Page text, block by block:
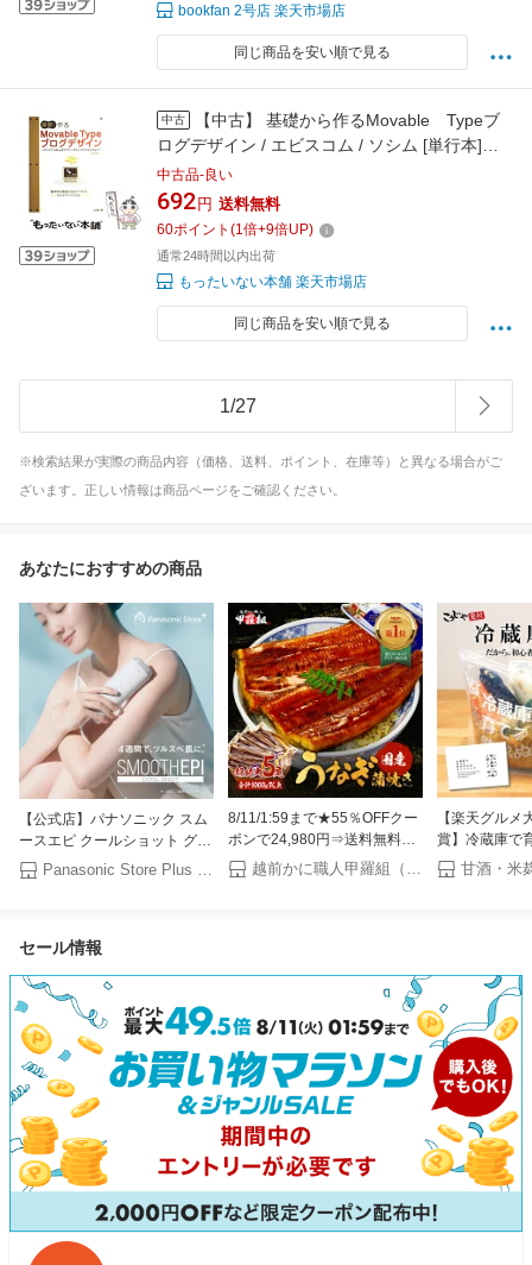
bookfan 2号店 楽天市場店
同じ商品を安い順で見る
中古
【中古】 基礎から作るMovable Typeブ
ログデザイン / エビスコム / ソシム [単行本]
【メール便送料無料】【最短翌日配達対応】
中古品-良い
692 円 送料無料
60ポイント (1倍+9倍UP)
通常24時間以内出荷
もったいない本舗 楽天市場店
同じ商品を安い順で見る
1/27
※検索結果が実際の商品内容（価格、送料、ポイント、在庫等）と異なる場合がご
ざいます。正しい情報は商品ページをご確認ください。
あなたにおすすめの商品
【公式店】パナソニック スム
ースエピ クールショット グレ
ー ES-WH8C-H 無料ギフトラ
ッピング Panasonic Store
パナソニックが手掛ける脱毛
Panasonic Store Plus 楽天市場店
8/11/1:59まで★55％OFFクー
ポンで24,980円⇒送料無料
11,241円！お中元 ギフト 希少
な 国産 うなぎ 蒲焼き 超特大
越前かに職人甲羅組（DENSHOKU）
【楽天グルメ
賞】冷蔵庫で
床 スタートセ
ガイドブック
セール情報